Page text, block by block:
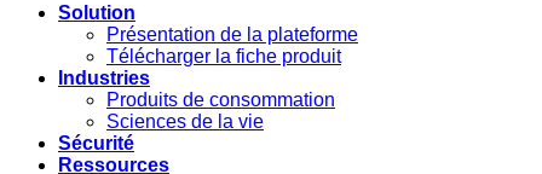
Solution
Présentation de la plateforme
Télécharger la fiche produit
Industries
Produits de consommation
Sciences de la vie
Sécurité
Ressources